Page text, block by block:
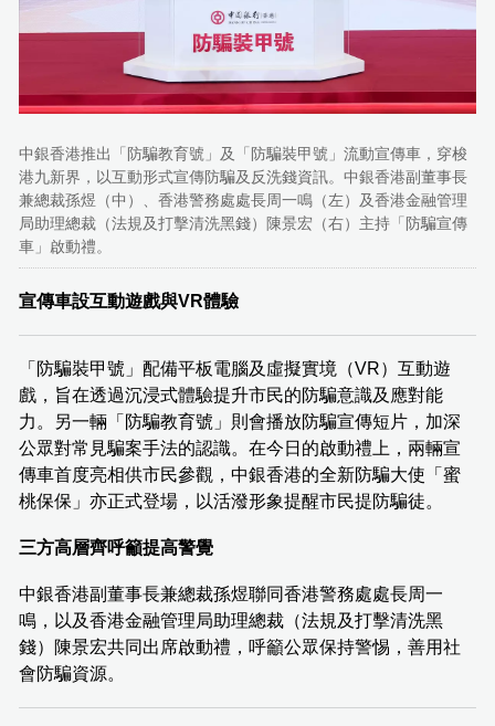
中銀香港推出「防騙教育號」及「防騙裝甲號」流動宣傳車，穿梭
港九新界，以互動形式宣傳防騙及反洗錢資訊。中銀香港副董事長
兼總裁孫煜（中）、香港警務處處長周一鳴（左）及香港金融管理
局助理總裁（法規及打擊清洗黑錢）陳景宏（右）主持「防騙宣傳
車」啟動禮。
宣傳車設互動遊戲與VR體驗
「防騙裝甲號」配備平板電腦及虛擬實境（VR）互動遊
戲，旨在透過沉浸式體驗提升市民的防騙意識及應對能
力。另一輛「防騙教育號」則會播放防騙宣傳短片，加深
公眾對常見騙案手法的認識。在今日的啟動禮上，兩輛宣
傳車首度亮相供市民參觀，中銀香港的全新防騙大使「蜜
桃保保」亦正式登場，以活潑形象提醒市民提防騙徒。
三方高層齊呼籲提高警覺
中銀香港副董事長兼總裁孫煜聯同香港警務處處長周一
鳴，以及香港金融管理局助理總裁（法規及打擊清洗黑
錢）陳景宏共同出席啟動禮，呼籲公眾保持警惕，善用社
會防騙資源。